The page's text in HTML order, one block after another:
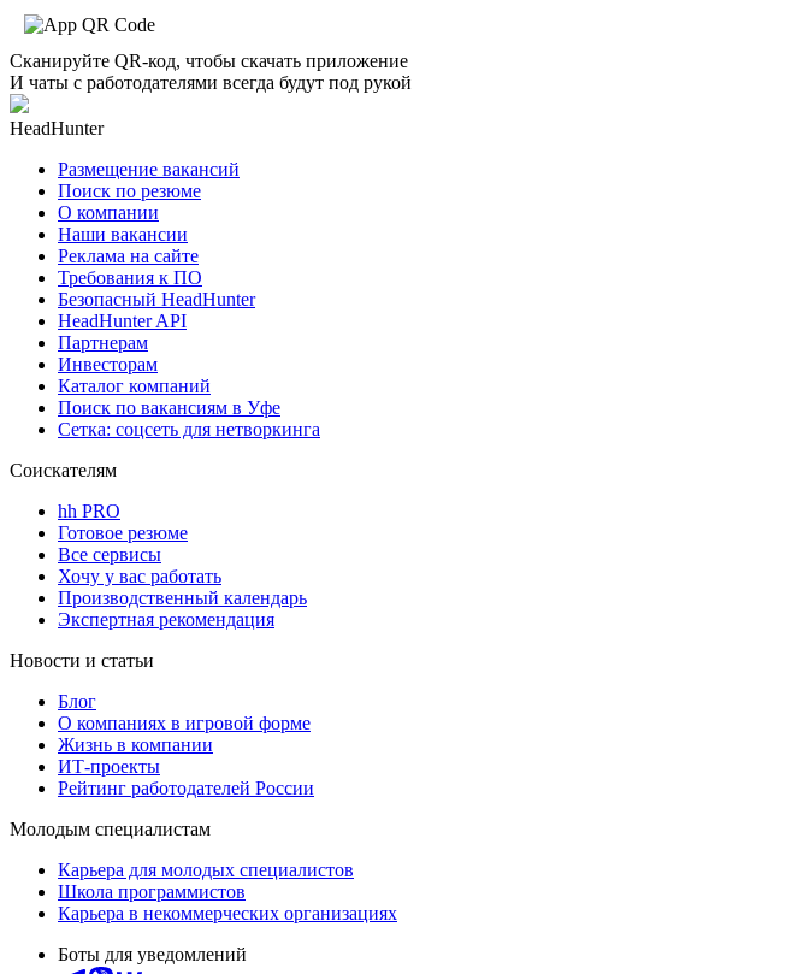
Сканируйте QR-код, чтобы скачать приложение
И чаты с работодателями всегда будут под рукой
HeadHunter
Размещение вакансий
Поиск по резюме
О компании
Наши вакансии
Реклама на сайте
Требования к ПО
Безопасный HeadHunter
HeadHunter API
Партнерам
Инвесторам
Каталог компаний
Поиск по вакансиям в Уфе
Сетка: соцсеть для нетворкинга
Соискателям
hh PRO
Готовое резюме
Все сервисы
Хочу у вас работать
Производственный календарь
Экспертная рекомендация
Новости и статьи
Блог
О компаниях в игровой форме
Жизнь в компании
ИТ-проекты
Рейтинг работодателей России
Молодым специалистам
Карьера для молодых специалистов
Школа программистов
Карьера в некоммерческих организациях
Боты для уведомлений